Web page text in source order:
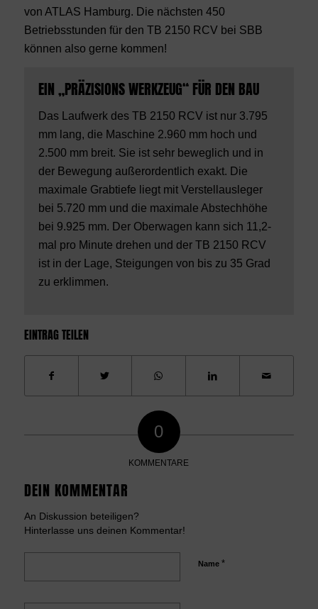
von ATLAS Hamburg. Die nächsten 450
Betriebsstunden für den TB 2150 RCV bei SBB
können also gerne kommen!
EIN „PRÄZISIONS WERKZEUG“ FÜR DEN BAU
Das Laufwerk des TB 2150 RCV ist nur 3.795
mm lang, die Maschine 2.960 mm hoch und
2.500 mm breit. Sie ist sehr beweglich und in
der Bewegung außerordentlich exakt. Die
maximale Grabtiefe liegt mit Verstellausleger
bei 5.720 mm und die maximale Abstechhöhe
bei 9.925 mm. Der Oberwagen kann sich 11,2-
mal pro Minute drehen und der TB 2150 RCV
ist in der Lage, Steigungen von bis zu 35 Grad
zu erklimmen.
EINTRAG TEILEN
0
KOMMENTARE
DEIN KOMMENTAR
An Diskussion beteiligen?
Hinterlasse uns deinen Kommentar!
Name *